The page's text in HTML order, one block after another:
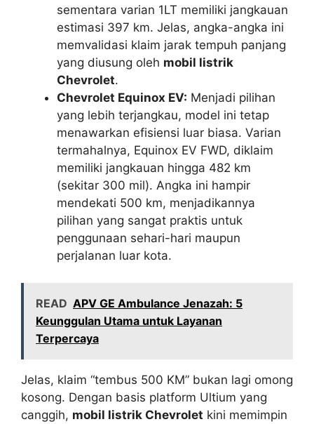
sementara varian 1LT memiliki jangkauan
estimasi 397 km. Jelas, angka-angka ini
memvalidasi klaim jarak tempuh panjang
yang diusung oleh mobil listrik
Chevrolet.
Chevrolet Equinox EV: Menjadi pilihan
yang lebih terjangkau, model ini tetap
menawarkan efisiensi luar biasa. Varian
termahalnya, Equinox EV FWD, diklaim
memiliki jangkauan hingga 482 km
(sekitar 300 mil). Angka ini hampir
mendekati 500 km, menjadikannya
pilihan yang sangat praktis untuk
penggunaan sehari-hari maupun
perjalanan luar kota.
READ APV GE Ambulance Jenazah: 5
Keunggulan Utama untuk Layanan
Terpercaya
Jelas, klaim “tembus 500 KM” bukan lagi omong
kosong. Dengan basis platform Ultium yang
canggih, mobil listrik Chevrolet kini memimpin